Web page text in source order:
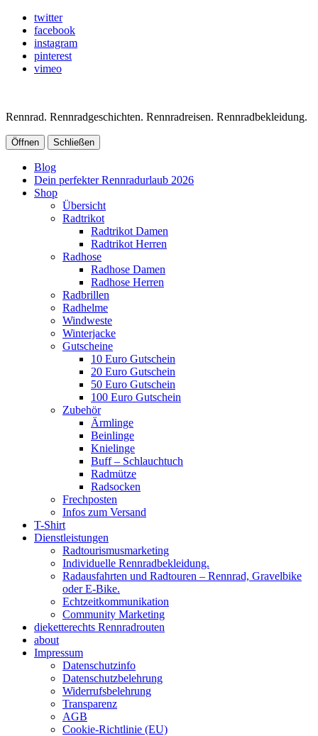
twitter
facebook
instagram
pinterest
vimeo
Rennrad. Rennradgeschichten. Rennradreisen. Rennradbekleidung.
Öffnen Schließen
Blog
Dein perfekter Rennradurlaub 2026
Shop
Übersicht
Radtrikot
Radtrikot Damen
Radtrikot Herren
Radhose
Radhose Damen
Radhose Herren
Radbrillen
Radhelme
Windweste
Winterjacke
Gutscheine
10 Euro Gutschein
20 Euro Gutschein
50 Euro Gutschein
100 Euro Gutschein
Zubehör
Ärmlinge
Beinlinge
Knielinge
Buff – Schlauchtuch
Radmütze
Radsocken
Frechposten
Infos zum Versand
T-Shirt
Dienstleistungen
Radtourismusmarketing
Individuelle Rennradbekleidung.
Radausfahrten und Radtouren – Rennrad, Gravelbike
oder E-Bike.
Echtzeitkommunikation
Community Marketing
dieketterechts Rennradrouten
about
Impressum
Datenschutzinfo
Datenschutzbelehrung
Widerrufsbelehrung
Transparenz
AGB
Cookie-Richtlinie (EU)